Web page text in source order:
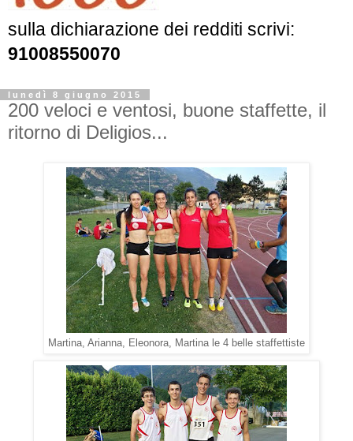
sulla dichiarazione dei redditi scrivi:
91008550070
lunedì 8 giugno 2015
200 veloci e ventosi, buone staffette, il
ritorno di Deligios...
Martina, Arianna, Eleonora, Martina le 4 belle staffettiste